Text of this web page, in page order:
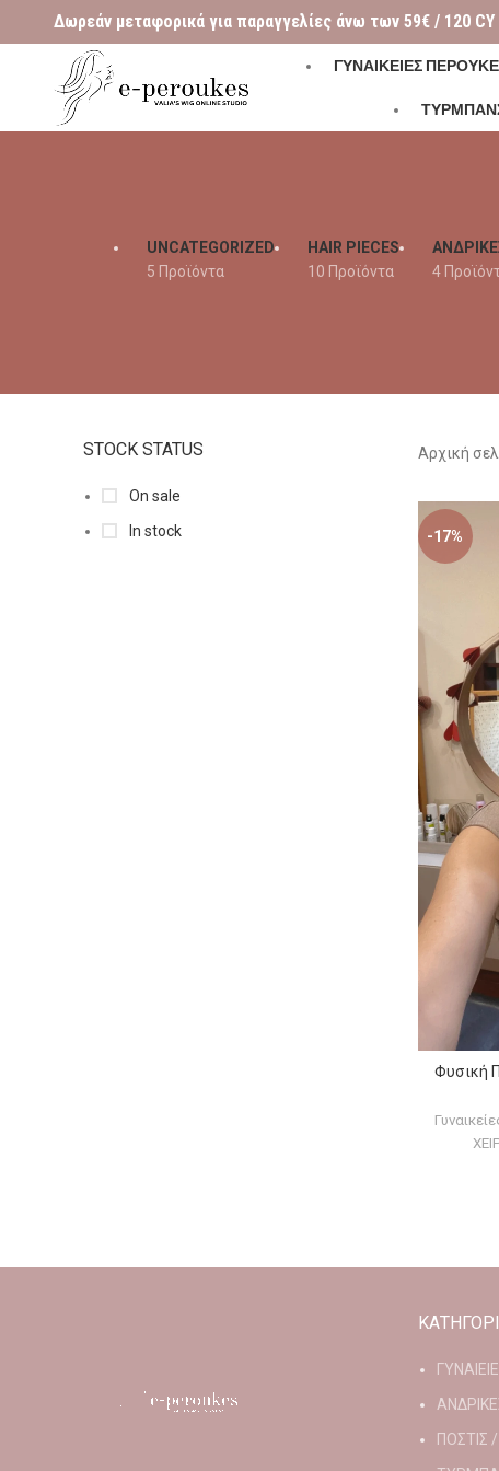
Δωρεάν μεταφορικά για παραγγελίες άνω των 59€ / 120 CY
ΓΥΝΑΙΚΕΊΕΣ
UNCATEGORIZED
5 Προϊόντα
HAIR PIECES
10 Προϊόντα
4
STOCK STATUS
On sale
In stock
Αρχική
-17%
Φυσική
ΠΟΣΤΙΣ